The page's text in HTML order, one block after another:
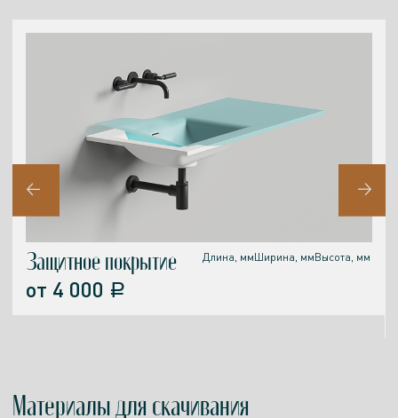
Длина, ммШирина, ммВысота, мм
Защитное покрытие
от 4 000 a
Материалыдля скачивания